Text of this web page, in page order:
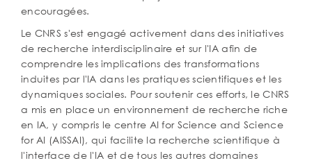
encouragées.
Le CNRS s'est engagé activement dans des initiatives
de recherche interdisciplinaire et sur l'IA afin de
comprendre les implications des transformations
induites par l'IA dans les pratiques scientifiques et les
dynamiques sociales. Pour soutenir ces efforts, le CNRS
a mis en place un environnement de recherche riche
en IA, y compris le centre AI for Science and Science
for AI (AISSAI), qui facilite la recherche scientifique à
l'interface de l'IA et de tous les autres domaines